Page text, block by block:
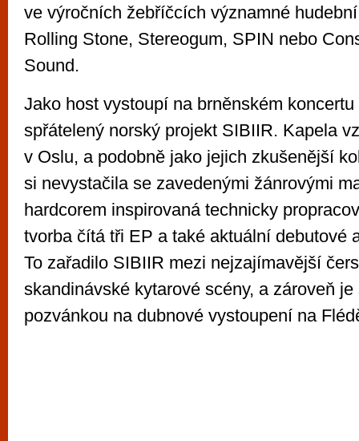
ve výročních žebříčcích významné
Rolling Stone, Stereogum, SPIN nebo
Sound.
Jako host vystoupí na brněnském
spřátelený norský projekt SIBIIR. Kapela
v Oslu, a podobně jako jejich zkušenější
si nevystačila se zavedenými žánrovými
hardcorem inspirovaná technicky
tvorba čítá tři EP a také aktuální debutové
To zařadilo SIBIIR mezi nejzajímavější
skandinávské kytarové scény, a zároveň je
pozvánkou na dubnové vystoupení na